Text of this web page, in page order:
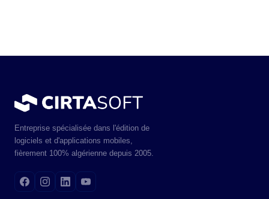
Entreprise spécialisée dans l'édition de
logiciels et d'applications mobiles,
fièrement 100% algérienne depuis 2005.